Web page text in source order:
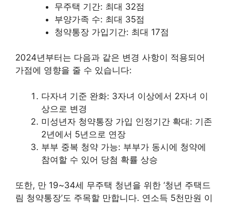
무주택 기간: 최대 32점
부양가족 수: 최대 35점
청약통장 가입기간: 최대 17점
2024년부터는 다음과 같은 변경 사항이 적용되어
가점에 영향을 줄 수 있습니다:
다자녀 기준 완화: 3자녀 이상에서 2자녀 이
상으로 변경
미성년자 청약통장 가입 인정기간 확대: 기존
2년에서 5년으로 연장
부부 중복 청약 가능: 부부가 동시에 청약에
참여할 수 있어 당첨 확률 상승
또한, 만 19~34세 무주택 청년을 위한 ‘청년 주택드
림 청약통장’도 주목할 만합니다. 연소득 5천만원 이